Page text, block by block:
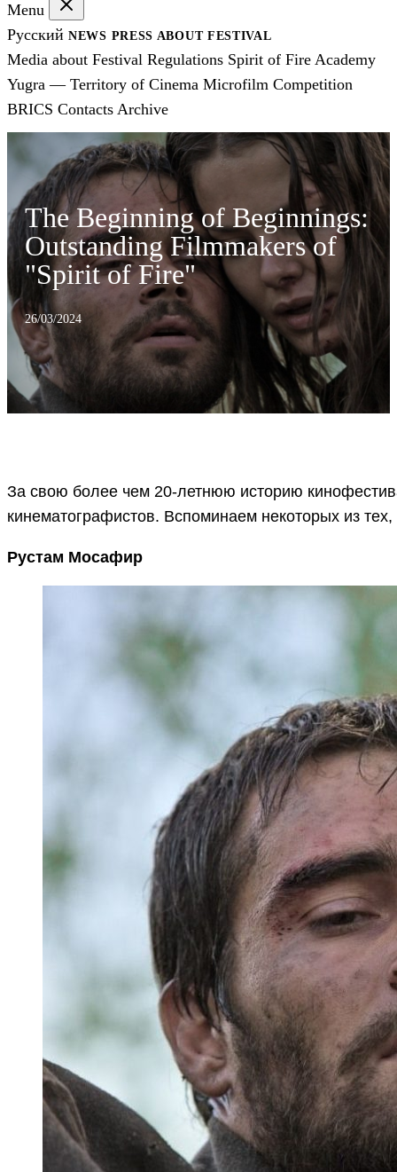
Menu
Русский NEWS PRESS ABOUT FESTIVAL
Media about Festival Regulations Spirit of Fire Academy
Yugra — Territory of Cinema Microfilm Competition
BRICS Contacts Archive
The Beginning of Beginnings:
Outstanding Filmmakers of
"Spirit of Fire"
26/03/2024
За свою более чем 20-летнюю историю
кинематографистов. Вспоминаем некоторых из
Рустам Мосафир